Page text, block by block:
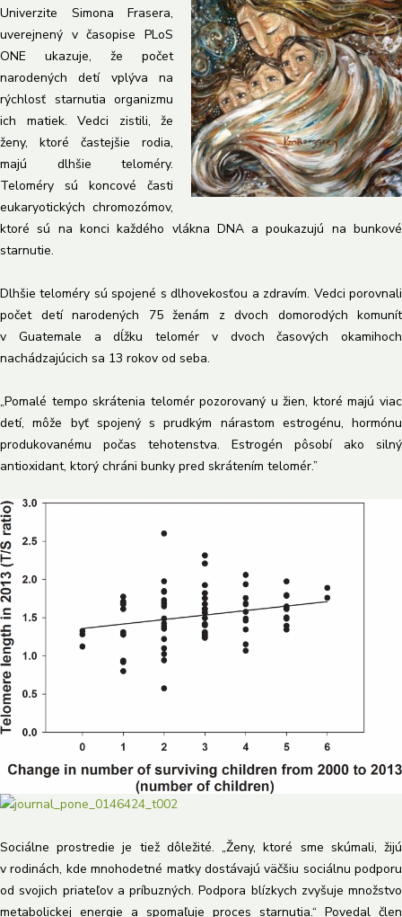
Univerzite Simona Frasera,
uverejnený v časopise PLoS
ONE ukazuje, že počet
narodených detí vplýva na
rýchlosť starnutia organizmu
ich matiek. Vedci zistili, že
ženy, ktoré častejšie rodia,
majú dlhšie teloméry.
Teloméry sú koncové časti
eukaryotických chromozómov,
ktoré sú na konci každého vlákna DNA a poukazujú na bunkové
starnutie.
Dlhšie teloméry sú spojené s dlhovekosťou a zdravím. Vedci porovnali
počet detí narodených 75 ženám z dvoch domorodých komunít
v Guatemale a dĺžku telomér v dvoch časových okamihoch
nachádzajúcich sa 13 rokov od seba.
„Pomalé tempo skrátenia telomér pozorovaný u žien, ktoré majú viac
detí, môže byť spojený s prudkým nárastom estrogénu, hormónu
produkovanému počas tehotenstva. Estrogén pôsobí ako silný
antioxidant, ktorý chráni bunky pred skrátením telomér.”
Sociálne prostredie je tiež dôležité. „Ženy, ktoré sme skúmali, žijú
v rodinách, kde mnohodetné matky dostávajú väčšiu sociálnu podporu
od svojich priateľov a príbuzných. Podpora blízkych zvyšuje množstvo
metabolickej energie a spomaľuje proces starnutia.“ Povedal člen